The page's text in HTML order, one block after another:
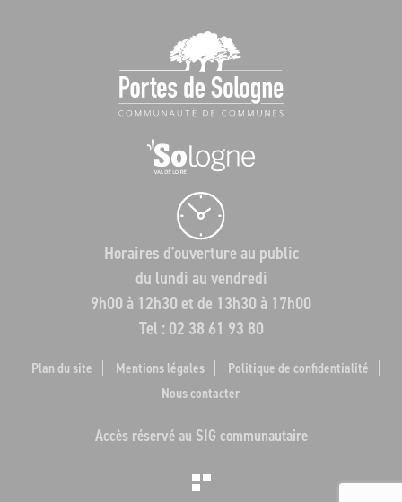
Horaires d'ouverture au public
du lundi au vendredi
9h00 à 12h30 et de 13h30 à 17h00
Tel : 02 38 61 93 80
Plan du site Mentions légales
Politique de confidentialité
Nous contacter
Accès réservé au SIG communautaire